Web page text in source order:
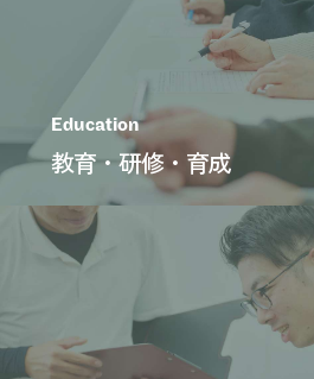
Education
教育・研修・育成